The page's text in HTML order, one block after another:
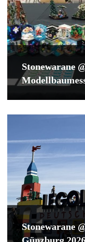
Stonewarane
Stonewarane
Günzburg